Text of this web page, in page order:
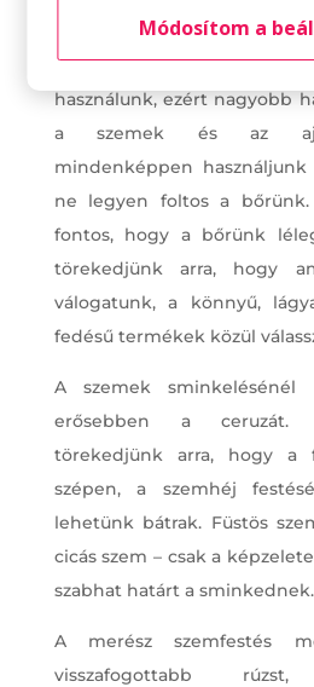
Egy fesztiválra
használunk, ezért nagyobb
a szemek és az
mindenképpen
ne legyen foltos a bőrünk.
fontos, hogy a bőrünk
törekedjünk arra, hogy
válogatunk, a könnyű,
fedésű termékek közül
A szemek sminkelésénél
erősebben a ceruzát.
törekedjünk arra, hogy a
szépen, a szemhéj
lehetünk bátrak. Füstös
cicás szem – csak a
szabhat határt a sminkednek.
A merész szemfestés
visszafogottabb
Módosítom a